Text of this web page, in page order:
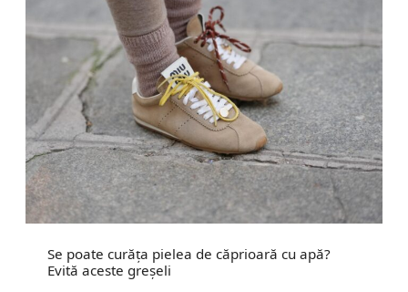
Se poate curăța pielea de căprioară cu apă?
Evită aceste greșeli